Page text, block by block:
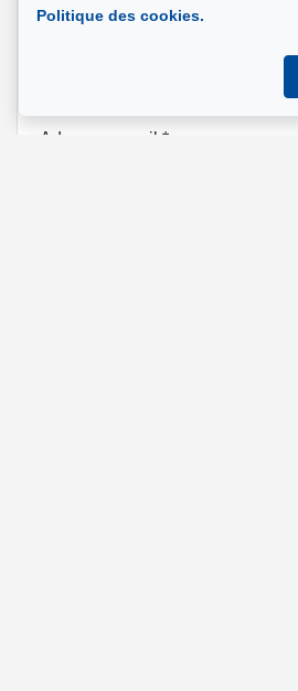
Adresse e-mail *
Politique des cookies.